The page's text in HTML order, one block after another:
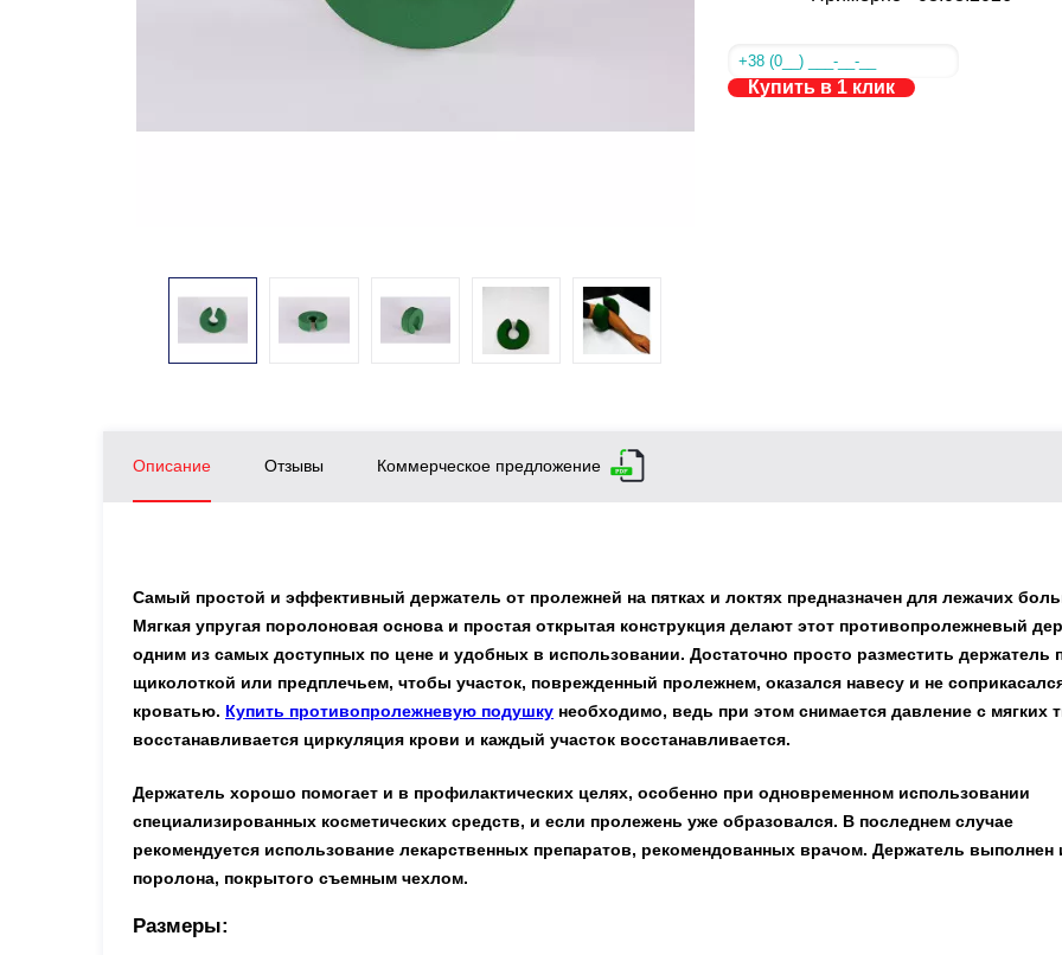
Купить в 1 клик
Описание Отзывы Коммерческое предложение
Самый простой и эффективный держатель от пролежней на пятках и локтях предназначен для лежачих
Мягкая упругая поролоновая основа и простая открытая конструкция делают этот противопролежневый
одним из самых доступных по цене и удобных в использовании. Достаточно просто разместить держатель
щиколоткой или предплечьем, чтобы участок, поврежденный пролежнем, оказался навесу и не
кроватью. Купить противопролежневую подушку необходимо, ведь при этом снимается давление с мягких
восстанавливается циркуляция крови и каждый участок восстанавливается.
Держатель хорошо помогает и в профилактических целях, особенно при одновременном использовании
специализированных косметических средств, и если пролежень уже образовался. В последнем случае
рекомендуется использование лекарственных препаратов, рекомендованных врачом. Держатель выполнен
поролона, покрытого съемным чехлом.
Размеры: